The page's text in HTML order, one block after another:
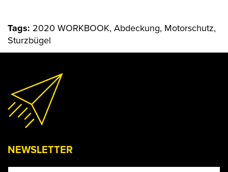
Tags: 2020 WORKBOOK, Abdeckung, Motorschutz,
Sturzbügel
NEWSLETTER